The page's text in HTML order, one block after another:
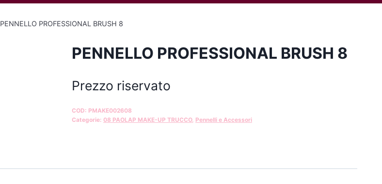
PENNELLO PROFESSIONAL BRUSH 8
PENNELLO PROFESSIONAL BRUSH 8
Prezzo riservato
COD: PMAKE002608
Categorie: 08 PAOLAP MAKE-UP TRUCCO, Pennelli e Accessori